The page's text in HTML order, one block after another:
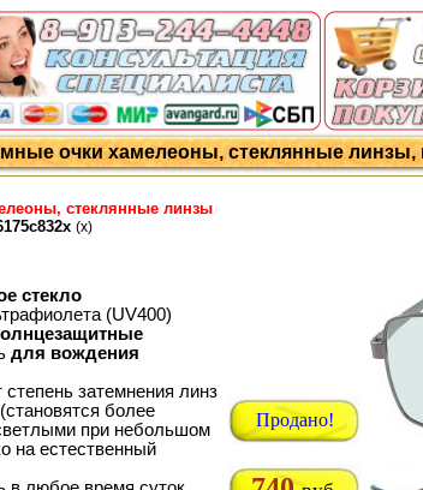
очки хамелеоны, стеклянные линзы,
стеклянные линзы
(x)
стекло
(UV400)
для вождения
затемнения линз
более
при небольшом
на естественный
Продано!